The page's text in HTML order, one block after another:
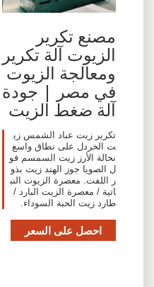
مصنع تكرير
الزيوت آلة تكرير
ومعالجة الزيوت
في مصر | جودة
آلة ضغط الزيت
تكرير زيت عباد الشمس زي
ت الخردل على نطاق واسع
نخالة الأرز زيت السمسم فو
ل الصويا جوز الهند زيت بذو
ر اللفت. معصرة الزيوت النب
اتية / معصرة الزيت البارد /
طارد زيت الحبة السوداء.
احصل على السعر